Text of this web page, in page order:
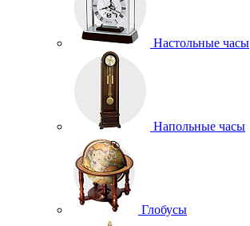
Настольные часы
Напольные часы
Глобусы